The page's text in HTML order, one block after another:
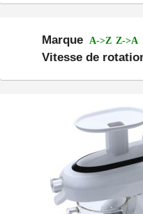
Marque A->Z Z->A
Vitesse de